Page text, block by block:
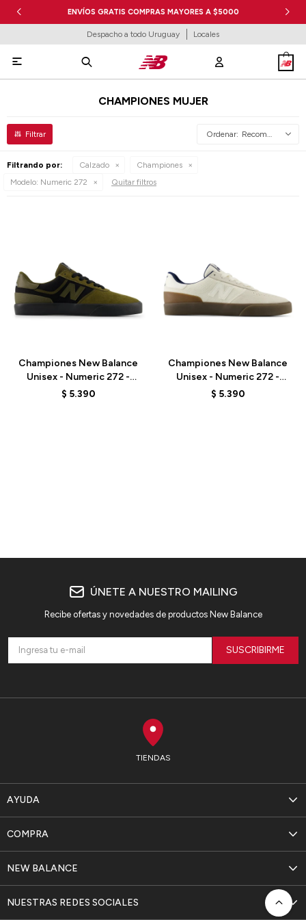
ENVÍOS GRATIS COMPRAS MAYORES A $5000
Despacho a todo Uruguay Locales

CHAMPIONES MUJER
Recomendados
Filtrando por: Calzado
Championes
Modelo: Numeric 272 Quitar filtros
Championes New Balance
Unisex - Numeric 272 -
UN272BTT - OLIVE/BLACK
$ 5.390
Championes New Balance
Unisex - Numeric 272 -
UN272WDG - BEIGE
$ 5.390
TIENDAS
AYUDA
NEW BALANCE
COMPRA
NUESTRAS REDES SOCIALES
ÚNETE A NUESTRO MAILING
Recibe ofertas y novedades de productos New Balance
SUSCRIBIRME